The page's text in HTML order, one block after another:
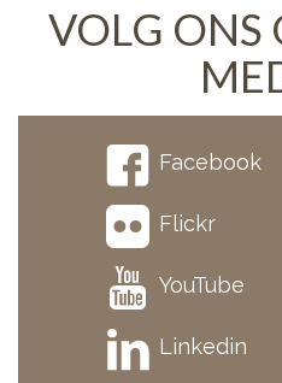
VOLG ONS
Facebook
Flickr
YouTube
Linkedin